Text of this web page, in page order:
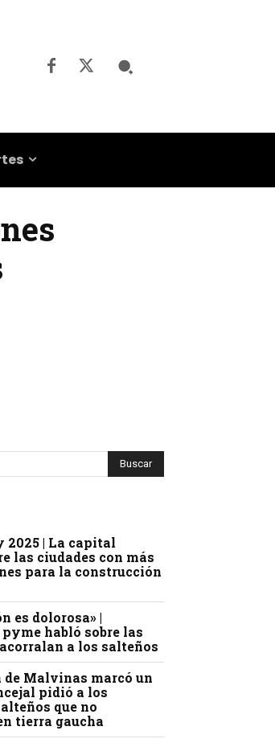
2025 | La capital
las ciudades con más
para la construcción
es dolorosa» |
habló sobre las
a los salteños
de Malvinas marcó un
pidió a los
que no
tierra gaucha